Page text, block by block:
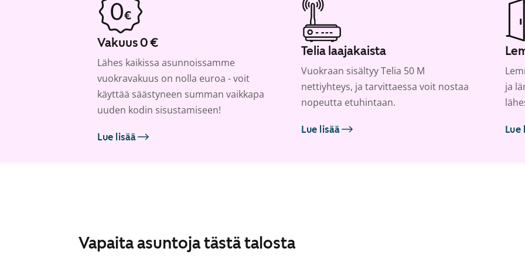
Vakuus 0 €
Lähes kaikissa asunnoissamme
vuokravakuus on nolla euroa - voit
käyttää säästyneen summan vaikkapa
uuden kodin sisustamiseen!
Lue lisää
Telia laajakaista
Vuokraan sisältyy Telia 50 M
nettiyhteys, ja tarvittaessa voit nostaa
nopeutta etuhintaan.
Lue lisää
ja
Lue
Vapaita asuntoja tästä talosta